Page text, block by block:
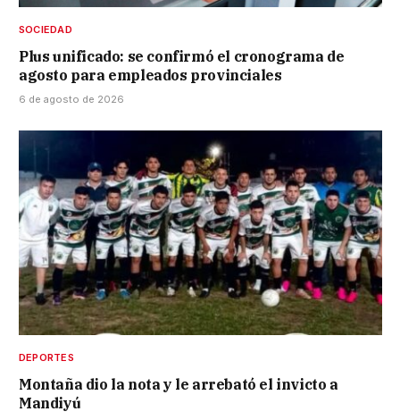
SOCIEDAD
Plus unificado: se confirmó el cronograma de
agosto para empleados provinciales
6 de agosto de 2026
DEPORTES
Montaña dio la nota y le arrebató el invicto a
Mandiyú